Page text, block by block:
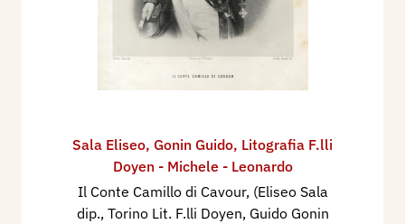
moderna, Bergamo, Minerva Italica, p. 435.
2000 - Zeno Davoli, La Raccolta di Stampe
“Angelo Davoli”, volume IV, E-Gq, Reggio Emilia,
Edizioni Diabasis, p. 418, 421 ill.
Sala Eliseo, Gonin Guido, Litografia F.lli
Doyen - Michele - Leonardo
Il Conte Camillo di Cavour, (Eliseo Sala
dip., Torino Lit. F.lli Doyen, Guido Gonin